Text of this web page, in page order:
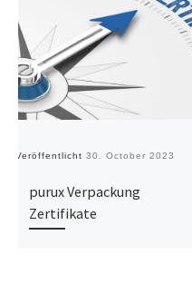
Veröffentlicht 30. October 2023
purux Verpackung
Zertifikate